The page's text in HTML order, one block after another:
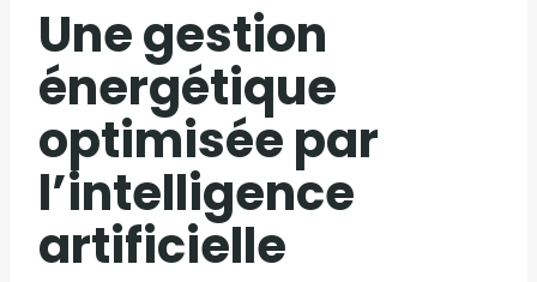
Une gestion
énergétique
optimisée par
l’intelligence
artificielle